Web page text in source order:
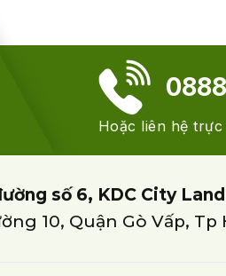
Hoặc liên hệ
số 6, KDC City
10, Quận Gò Vấp, Tp